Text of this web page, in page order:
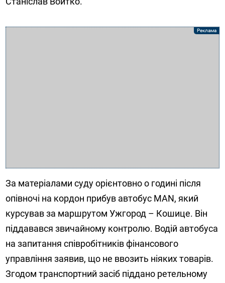
За матеріалами суду орієнтовно о годині після
опівночі на кордон прибув автобус MAN, який
курсував за маршрутом Ужгород – Кошице. Він
піддавався звичайному контролю. Водій автобуса
на запитання співробітників фінансового
управління заявив, що не ввозить ніяких товарів.
Згодом транспортний засіб піддано ретельному